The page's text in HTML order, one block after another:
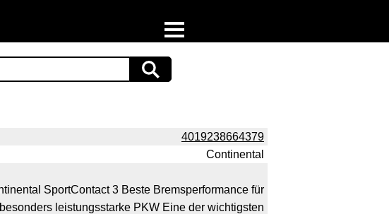
Support & Newsletter
Presse
4019238664379
Continental
SportContact 3 Beste Bremsperformance für
besonders leistungsstarke PKW Eine der wichtigsten